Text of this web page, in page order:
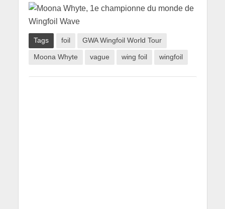
Tags foil GWA Wingfoil World Tour
Moona Whyte vague wing foil wingfoil